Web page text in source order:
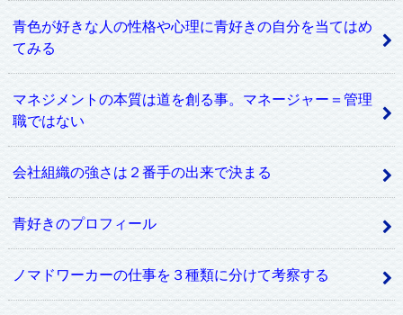
青色が好きな人の性格や心理に青好きの自分を当てはめ
てみる
マネジメントの本質は道を創る事。マネージャー＝管理
職ではない
会社組織の強さは２番手の出来で決まる
青好きのプロフィール
ノマドワーカーの仕事を３種類に分けて考察する